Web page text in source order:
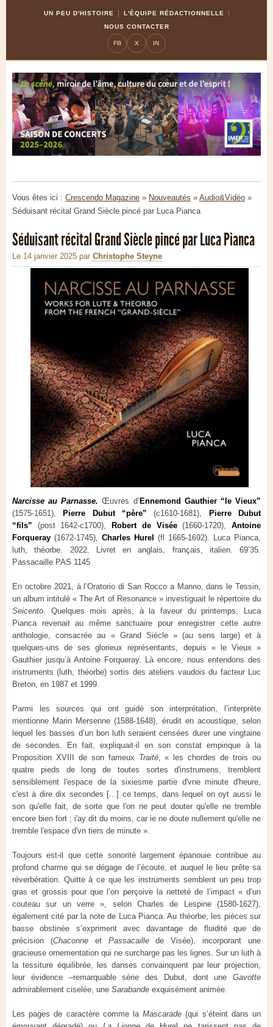
UN PEU D'HISTOIRE
L'ÉQUIPE RÉDACTIONNELLE
NOUS CONTACTER
FB X IN
Vous êtes ici : Crescendo Magazine » Nouveautés » Audio&Vidéo »
Séduisant récital Grand Siècle pincé par Luca Pianca
Séduisant récital Grand Siècle pincé par Luca Pianca
Le 14 janvier 2025 par Christophe Steyne
Narcisse au Parnasse. Œuvres d’Ennemond Gauthier “le Vieux”
(1575-1651),
Pierre Dubut “père”(c1610-1681), Pierre Dubut
“fils” (post 1642-c1700),Robert de Visée(1660-1720),Antoine
Forqueray (1672-1745), Charles Hurel (fl 1665-1692). Luca Pianca,
luth, théorbe. 2022. Livret en anglais, français, italien. 69’35.
Passacaille PAS 1145
En octobre 2021, à l’Oratorio di San Rocco a Manno, dans le Tessin,
un album intitulé « The Art of Resonance » investiguait le répertoire du
Seicento . Quelques mois après, à la faveur du printemps, Luca
Pianca revenait au même sanctuaire pour enregistrer cette autre
anthologie, consacrée au « Grand Siècle » (au sens large) et à
quelques-uns de ses glorieux représentants, depuis « le Vieux »
Gauthier jusqu’à Antoine Forqueray. Là encore, nous entendons des
instruments (luth, théorbe) sortis des ateliers vaudois du facteur Luc
Breton, en 1987 et 1999.
Parmi les sources qui ont guidé son interprétation, l’interprète
mentionne Marin Mersenne (1588-1648), érudit en acoustique, selon
lequel les basses d’un bon luth seraient censées durer une vingtaine
de secondes. En fait, expliquait-il en son constat empirique à la
Proposition XVIII de son fameux Traité, « les chordes de trois ou
quatre pieds de long de toutes sortes d'instrumens, tremblent
sensiblement l'espace de la sixiesme partie d'vne minute d'heure,
c'est à dire dix secondes [...] ce temps, dans lequel on oyt aussi le
son qu'elle fait, de sorte que l'on ne peut douter qu'elle ne tremble
encore bien fort ; i'ay dit du moins, car ie ne doute nullement qu'elle ne
tremble l'espace d'vn tiers de minute ».
Toujours est-il que cette sonorité largement épanouie contribue au
profond charme qui se dégage de l’écoute, et auquel le lieu prête sa
réverbération. Quitte à ce que les instruments semblent un peu trop
gras et grossis pour que l’on perçoive la netteté de l’impact « d’un
couteau sur un verre », selon Charles de Lespine (1580-1627),
également cité par la note de Luca Pianca. Au théorbe, les pièces sur
basse obstinée s’expriment avec davantage de fluidité que de
précision (Chaconneet Passacaillede Visée), incorporant une
gracieuse ornementation qui ne surcharge pas les lignes. Sur un luth à
la tessiture équilibrée, les danses convainquent par leur projection,
leur évidence –remarquable série des Dubut, dont une Gavotte
admirablement ciselée, une Sarabande exquisément animée.
Les pages de caractère comme laMascarade (qui s’éteint dans un